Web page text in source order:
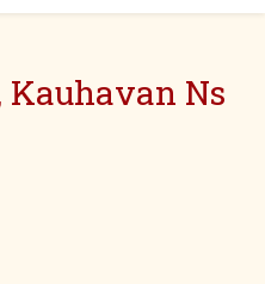
Kauhavan Ns